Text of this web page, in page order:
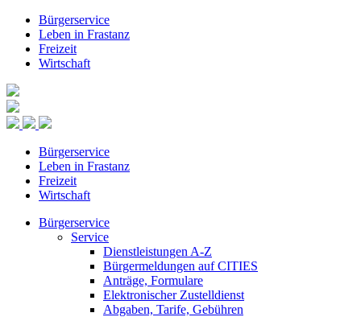
Bürgerservice
Leben in Frastanz
Freizeit
Wirtschaft
Bürgerservice
Leben in Frastanz
Freizeit
Wirtschaft
Bürgerservice
Service
Dienstleistungen A-Z
Bürgermeldungen auf CITIES
Anträge, Formulare
Elektronischer Zustelldienst
Abgaben, Tarife, Gebühren